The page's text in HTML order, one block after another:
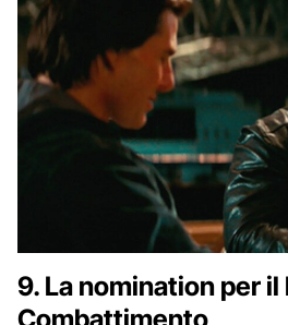
9. La nomination per